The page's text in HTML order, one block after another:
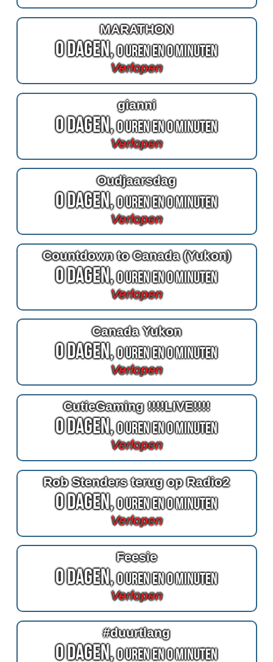
MARATHON
0 Dagen,0 Uren en 0 Minuten
Verlopen
gianni
0 Dagen,0 Uren en 0 Minuten
Verlopen
Oudjaarsdag
0 Dagen,0 Uren en 0 Minuten
Verlopen
Countdown to Canada (Yukon)
0 Dagen,0 Uren en 0 Minuten
Verlopen
Canada Yukon
0 Dagen,0 Uren en 0 Minuten
Verlopen
CutieGaming !!!!LIVE!!!!
0 Dagen,0 Uren en 0 Minuten
Verlopen
Rob Stenders terug op Radio2
0 Dagen,0 Uren en 0 Minuten
Verlopen
Feesie
0 Dagen,0 Uren en 0 Minuten
Verlopen
#duurtlang
0 Dagen,0 Uren en 0 Minuten